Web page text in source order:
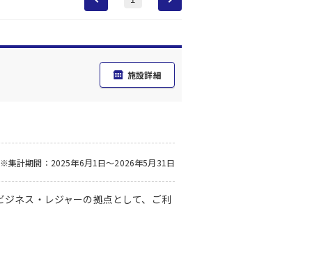
施設詳細
※集計期間：2025年6月1日～2026年5月31日
ネス・レジャーの拠点として、ご利